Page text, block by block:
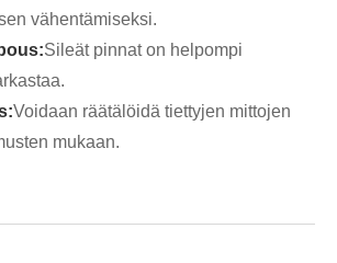
vähentämiseksi.
Sileät pinnat on helpompi
Voidaan räätälöidä tiettyjen mittojen
mukaan.